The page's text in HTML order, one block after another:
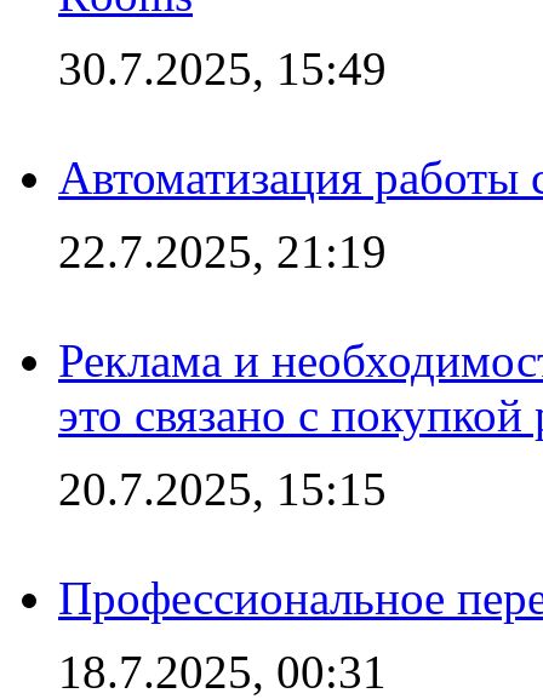
30.7.2025, 15:49
Автоматизация работы
22.7.2025, 21:19
Реклама и
это связано с покупкой
20.7.2025, 15:15
Профессиональное
18.7.2025, 00:31